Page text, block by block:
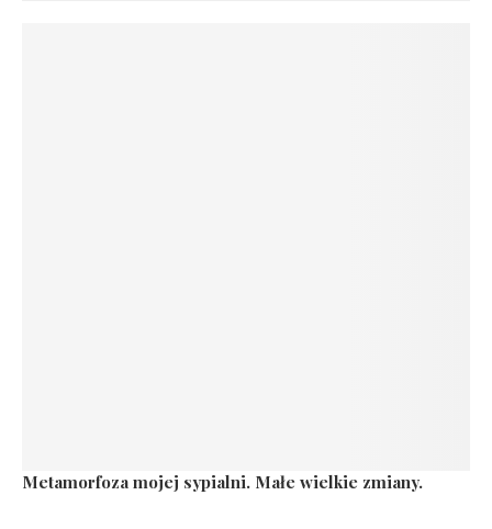
Metamorfoza mojej sypialni. Małe wielkie zmiany.